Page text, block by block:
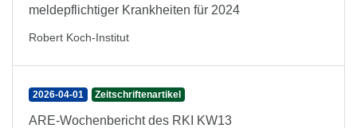
meldepflichtiger Krankheiten für 2024
Robert Koch-Institut
2026-04-01 Zeitschriftenartikel
ARE-Wochenbericht des RKI KW13